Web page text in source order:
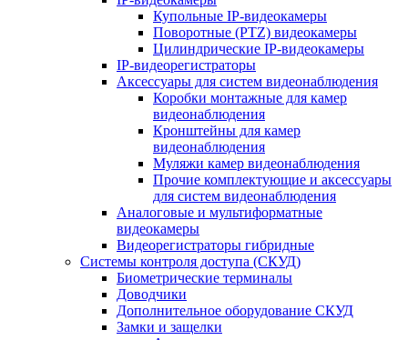
Купольные IP-видеокамеры
Поворотные (PTZ) видеокамеры
Цилиндрические IP-видеокамеры
IP-видеорегистраторы
Аксессуары для систем видеонаблюдения
Коробки монтажные для камер
видеонаблюдения
Кронштейны для камер
видеонаблюдения
Муляжи камер видеонаблюдения
Прочие комплектующие и аксессуары
для систем видеонаблюдения
Аналоговые и мультиформатные
видеокамеры
Видеорегистраторы гибридные
Системы контроля доступа (СКУД)
Биометрические терминалы
Доводчики
Дополнительное оборудование СКУД
Замки и защелки